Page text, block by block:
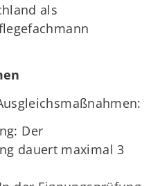
als
Der
dauert maximal 3